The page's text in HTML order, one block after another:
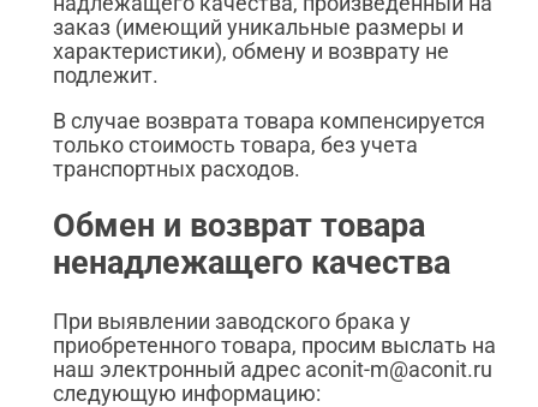
заказ (имеющий уникальные размеры и
характеристики), обмену и возврату не
подлежит.
В случае возврата товара компенсируется
только стоимость товара, без учета
транспортных расходов.
Обмен и возврат товара
ненадлежащего качества
При выявлении заводского брака у
приобретенного товара, просим выслать на
наш электронный адрес aconit-m@aconit.ru
следующую информацию: